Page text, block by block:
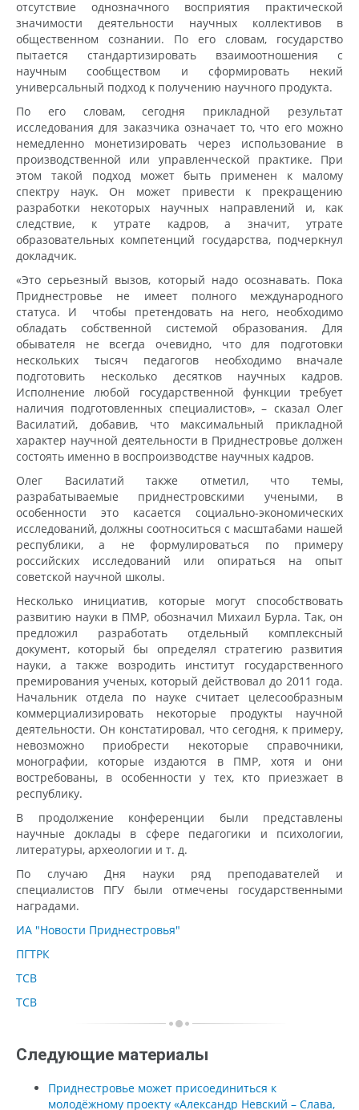
отсутствие однозначного восприятия практической
значимости деятельности научных коллективов в
общественном сознании. По его словам, государство
пытается стандартизировать взаимоотношения с
научным сообществом и сформировать некий
универсальный подход к получению научного продукта.
По его словам, сегодня прикладной результат
исследования для заказчика означает то, что его можно
немедленно монетизировать через использование в
производственной или управленческой практике. При
этом такой подход может быть применен к малому
спектру наук. Он может привести к прекращению
разработки некоторых научных направлений и, как
следствие, к утрате кадров, а значит, утрате
образовательных компетенций государства, подчеркнул
докладчик.
«Это серьезный вызов, который надо осознавать. Пока
Приднестровье не имеет полного международного
статуса. И чтобы претендовать на него, необходимо
обладать собственной системой образования. Для
обывателя не всегда очевидно, что для подготовки
нескольких тысяч педагогов необходимо вначале
подготовить несколько десятков научных кадров.
Исполнение любой государственной функции требует
наличия подготовленных специалистов», – сказал Олег
Василатий, добавив, что максимальный прикладной
характер научной деятельности в Приднестровье должен
состоять именно в воспроизводстве научных кадров.
Олег Василатий также отметил, что темы,
разрабатываемые приднестровскими учеными, в
особенности это касается социально-экономических
исследований, должны соотноситься с масштабами нашей
республики, а не формулироваться по примеру
российских исследований или опираться на опыт
советской научной школы.
Несколько инициатив, которые могут способствовать
развитию науки в ПМР, обозначил Михаил Бурла. Так, он
предложил разработать отдельный комплексный
документ, который бы определял стратегию развития
науки, а также возродить институт государственного
премирования ученых, который действовал до 2011 года.
Начальник отдела по науке считает целесообразным
коммерциализировать некоторые продукты научной
деятельности. Он констатировал, что сегодня, к примеру,
невозможно приобрести некоторые справочники,
монографии, которые издаются в ПМР, хотя и они
востребованы, в особенности у тех, кто приезжает в
республику.
В продолжение конференции были представлены
научные доклады в сфере педагогики и психологии,
литературы, археологии и т. д.
По случаю Дня науки ряд преподавателей и
специалистов ПГУ были отмечены государственными
наградами.
ИА "Новости Приднестровья"
ПГТРК
ТСВ
ТСВ
Следующие материалы
Приднестровье может присоединиться к
молодёжному проекту «Александр Невский – Слава,